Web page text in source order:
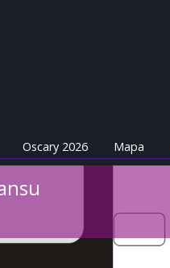
Oscary 2026 Mapa